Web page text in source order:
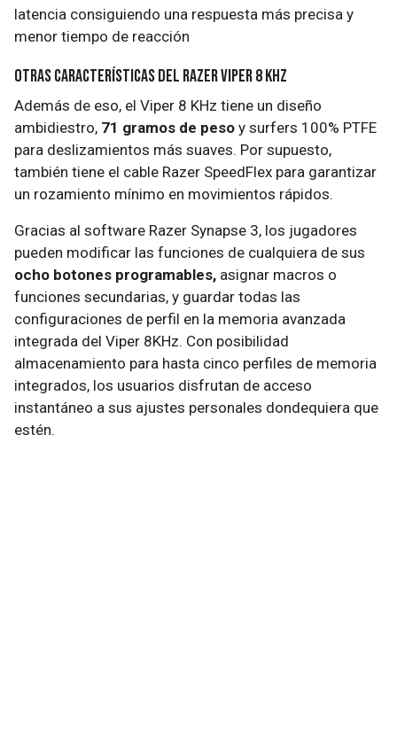
latencia consiguiendo una respuesta más precisa y
menor tiempo de reacción
Otras características del Razer Viper 8 KHz
Además de eso, el Viper 8 KHz tiene un diseño
ambidiestro, 71 gramos de peso y surfers 100% PTFE
para deslizamientos más suaves. Por supuesto,
también tiene el cable Razer SpeedFlex para garantizar
un rozamiento mínimo en movimientos rápidos.
Gracias al software Razer Synapse 3, los jugadores
pueden modificar las funciones de cualquiera de sus
ocho botones programables, asignar macros o
funciones secundarias, y guardar todas las
configuraciones de perfil en la memoria avanzada
integrada del Viper 8KHz. Con posibilidad
almacenamiento para hasta cinco perfiles de memoria
integrados, los usuarios disfrutan de acceso
instantáneo a sus ajustes personales dondequiera que
estén.